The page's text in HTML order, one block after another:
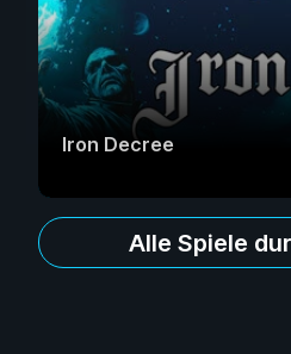
Iron Decree
Alle Spiele